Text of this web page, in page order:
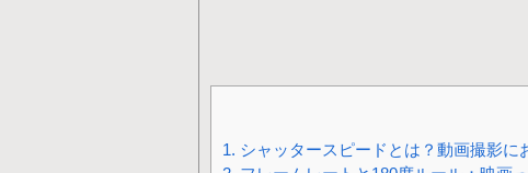
1. シャッタースピードとは？動画撮影に